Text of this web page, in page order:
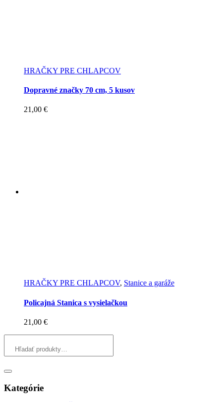
HRAČKY PRE CHLAPCOV
Dopravné značky 70 cm, 5 kusov
21,00 €
HRAČKY PRE CHLAPCOV, Stanice a garáže
Policajná Stanica s vysielačkou
21,00 €
Kategórie